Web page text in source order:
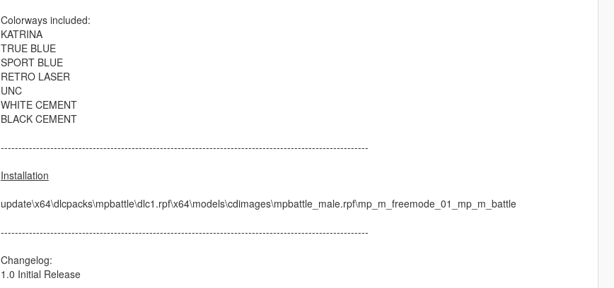
Colorways included:
KATRINA
TRUE BLUE
SPORT BLUE
RETRO LASER
UNC
WHITE CEMENT
BLACK CEMENT
--------------------------------------------------------------------------------------------------------
Installation
update\x64\dlcpacks\mpbattle\dlc1.rpf\x64\models\cdimages\mpbattle_male.rpf\mp_m_freemode_01_mp_m_battle
--------------------------------------------------------------------------------------------------------
Changelog:
1.0 Initial Release